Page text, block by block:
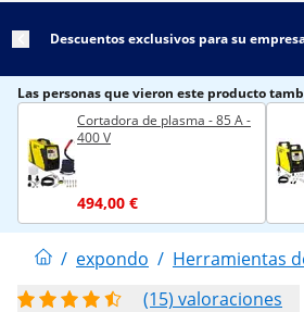
Descuentos exclusivos para su
Las personas que vieron este producto
Cortadora de plasma - 85 A -
400 V
494,00 €
/ expondo / Herramientas
(15) valoraciones